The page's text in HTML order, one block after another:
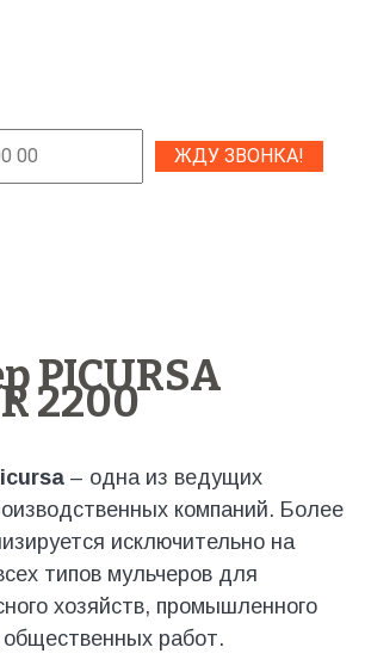
PICURSA
2200
– одна из ведущих
компаний. Более
исключительно на
типов мульчеров для
хозяйств, промышленного
работ.